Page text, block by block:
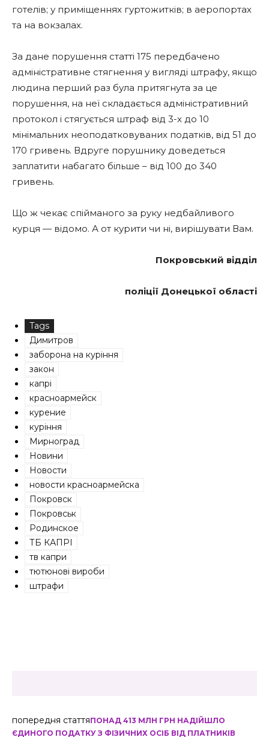
готелів; у приміщеннях гуртожитків; в аеропортах
та на вокзалах.
За дане порушення статті 175 передбачено
адміністративне стягнення у вигляді штрафу, якщо
людина перший раз була притягнута за це
порушення, на неї складається адміністративний
протокол і стягується штраф від 3-х до 10
мінімальних неоподатковуваних податків, від 51 до
170 гривень. Вдруге порушнику доведеться
заплатити набагато більше – від 100 до 340
гривень.
Що ж чекає спійманого за руку недбайливого
курця — відомо. А от курити чи ні, вирішувати Вам.
Покровський відділ
поліції Донецької області
Tags
Димитров
заборона на куріння
закон
капрі
красноармейск
курение
куріння
Мирноград
Новини
Новости
новости красноармейска
Покровск
Покровськ
Родинское
ТБ КАПРІ
тв капри
тютюнові вироби
штрафи
попередня статтяПОНАД 413 МЛН ГРН НАДІЙШЛО
ЄДИНОГО ПОДАТКУ З ФІЗИЧНИХ ОСІБ ВІД ПЛАТНИКІВ